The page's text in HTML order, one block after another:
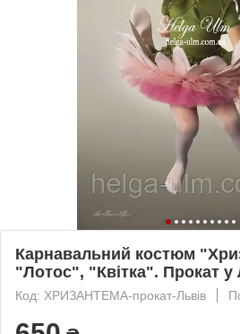
Карнавальний костюм
"Лотос", "Квітка". Прокат у
Код: ХРИЗАНТЕМА-прокат-Львів